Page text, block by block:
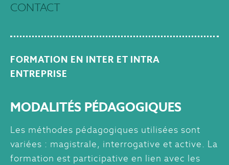
CONTACT
FORMATION EN INTER ET INTRA
ENTREPRISE
MODALITÉS PÉDAGOGIQUES
Les méthodes pédagogiques utilisées sont
variées : magistrale, interrogative et active. La
formation est participative en lien avec les